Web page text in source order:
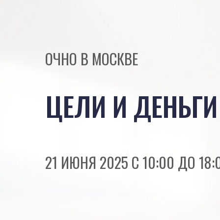
ЦЕЛИ И ДЕНЬГИ
21 ИЮНЯ 2025 С 10:00 ДО
ОЧНО В МОСКВЕ